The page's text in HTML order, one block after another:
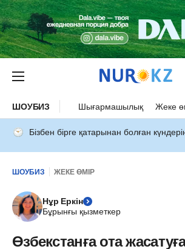
ШОУБИЗ Шығармашылық Жеке
Бізбен бірге қатарынан болған
ШОУБИЗ ЖЕКЕ ӨМІР
Нұр Еркін
Бұрынғы қызметкер
Өзбекстанға ота